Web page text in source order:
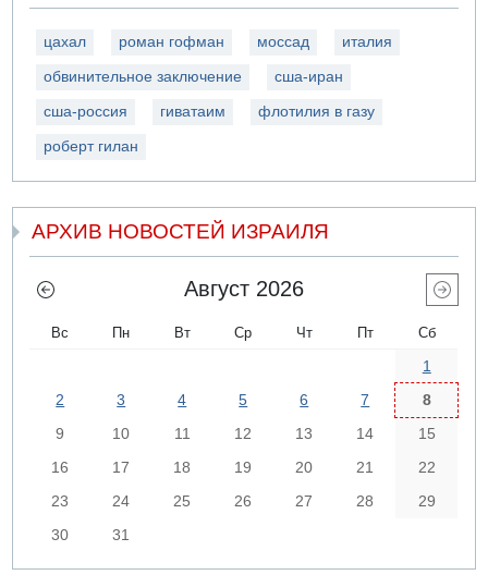
цахал роман гофман моссад италия
обвинительное заключение сша-иран
сша-россия гиватаим флотилия в газу
роберт гилан
АРХИВ НОВОСТЕЙ ИЗРАИЛЯ
Август 2026
Вс Пн Вт Ср Чт Пт Сб
1
2
3 4 5 6 7
8
9
10 11 12 13 14
15
16
17 18 19 20 21
22
23
24 25 26 27 28
29
30
31